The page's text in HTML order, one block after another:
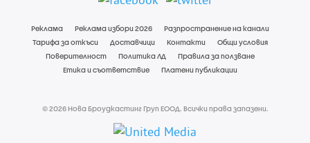
Реклама Реклама избори 2026
Разпространение на канали
Тарифа за откъси
Доставчици Контакти
Общи условия
Поверителност
Политика ЛД
Правила за ползване
Етика и съответствие
Платени публикации
© 2026 Нова Броудкастинг Груп ЕООД. Всички права запазени.